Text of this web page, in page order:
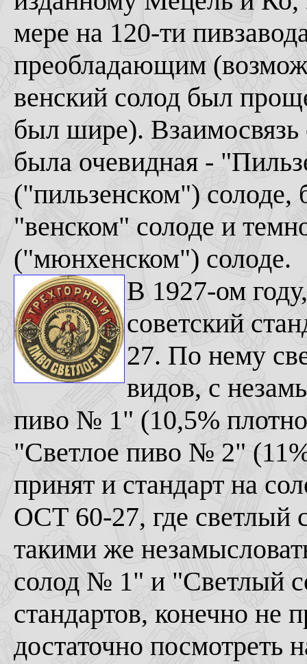
мере на 120-ти
преобладающим
венский солод был
был шире). Взаимосвязь
была очевидная -
("пильзенском") солоде,
"венском" солоде и
("мюнхенском") солоде.
В 1927-ом
советский
27. По нему
видов, с
пиво № 1" (10,5%
"Светлое пиво № 2"
принят и стандарт на
ОСТ 60-27, где светлый
такими же
солод № 1" и "Светлый
стандартов, конечно не
достаточно